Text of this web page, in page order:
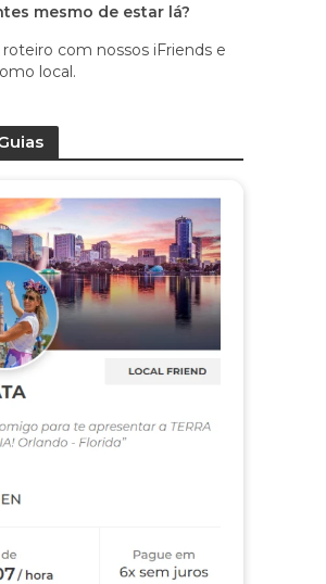
mesmo de estar lá?
com nossos iFriends e
local.